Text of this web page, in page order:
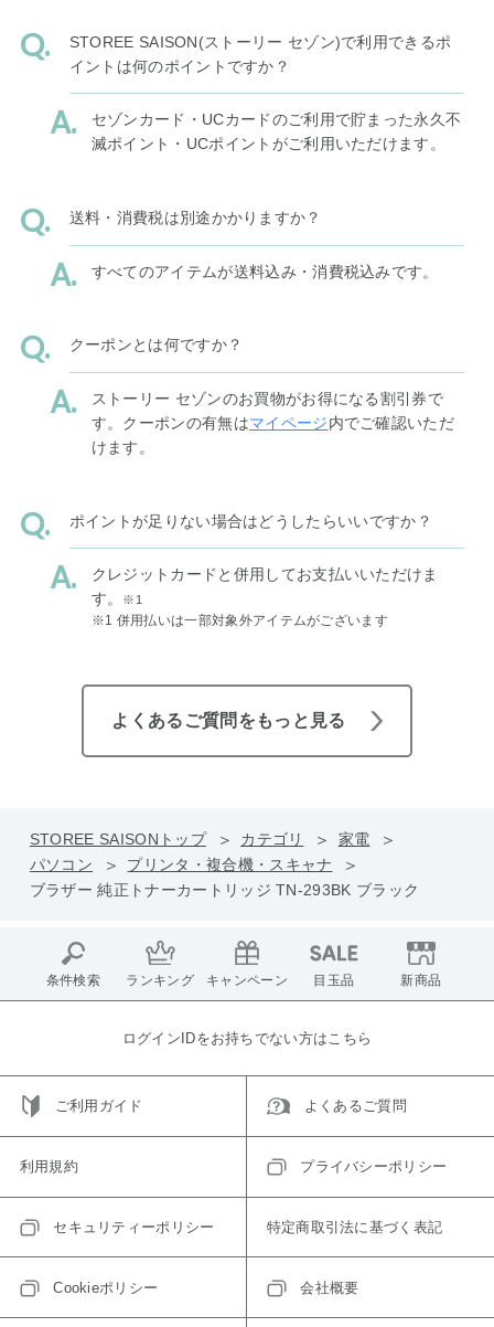
STOREE SAISON(ストーリー セゾン)で利用できるポ
イントは何のポイントですか？
セゾンカード・UCカードのご利用で貯まった永久不
滅ポイント・UCポイントがご利用いただけます。
送料・消費税は別途かかりますか？
すべてのアイテムが送料込み・消費税込みです。
クーポンとは何ですか？
ストーリー セゾンのお買物がお得になる割引券で
す。クーポンの有無はマイページ内でご確認いただ
けます。
ポイントが足りない場合はどうしたらいいですか？
クレジットカードと併用してお支払いいただけま
す。
※1
※1 併用払いは一部対象外アイテムがございます
よくあるご質問をもっと見る
STOREE SAISONトップ カテゴリ
家電
パソコン
プリンタ・複合機・スキャナ
ブラザー 純正トナーカートリッジ TN-293BK ブラック
条件検索 ランキング キャンペーン 目玉品 新商品
ログインIDをお持ちでない方はこちら
ご利用ガイド よくあるご質問
利用規約 プライバシーポリシー
セキュリティーポリシー 特定商取引法に基づく表記
Cookieポリシー 会社概要